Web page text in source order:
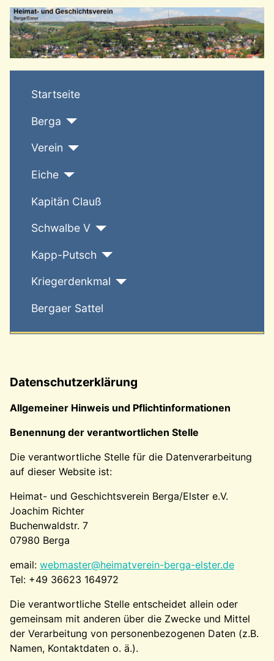
Startseite
Berga
Verein
Eiche
Kapitän Clauß
Schwalbe V
Kapp-Putsch
Kriegerdenkmal
Bergaer Sattel
Datenschutzerklärung
Allgemeiner Hinweis und Pflichtinformationen
Benennung der verantwortlichen Stelle
Die verantwortliche Stelle für die Datenverarbeitung
auf dieser Website ist:
Heimat- und Geschichtsverein Berga/Elster e.V.
Joachim Richter
Buchenwaldstr. 7
07980 Berga
email: webmaster@heimatverein-berga-elster.de
Tel: +49 36623 164972
Die verantwortliche Stelle entscheidet allein oder
gemeinsam mit anderen über die Zwecke und Mittel
der Verarbeitung von personenbezogenen Daten (z.B.
Namen, Kontaktdaten o. ä.).